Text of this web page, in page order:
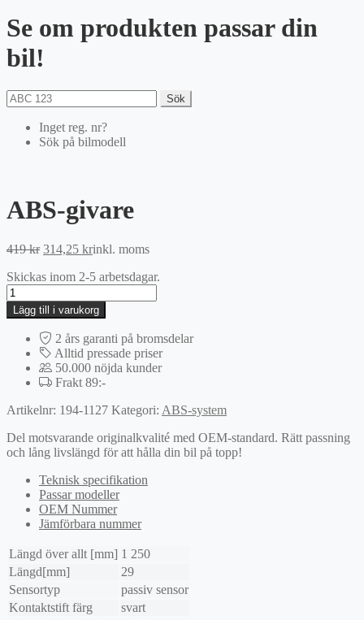
Se om produkten passar din
bil!
Sök
Inget reg. nr?
Sök på bilmodell
ABS-givare
419kr Det
priset
419 kr.
314,25 krDet
priset
314,25 kr.
inkl. moms
Skickas inom 2-5 arbetsdagar.
ABS-
givare
mängd
Lägg till i varukorg
2 års garanti på bromsdelar
Alltid pressade priser
50.000 nöjda kunder
Frakt 89:-
Artikelnr: 194-1127 Kategori: ABS-system
Del motsvarande originalkvalité med OEM-standard. Rätt passning
och lång livslängd för att hålla din bil på topp!
Teknisk specifikation
Passar modeller
OEM Nummer
Jämförbara nummer
Längd över allt [mm] 1 250
Längd[mm]
29
Sensortyp
passiv sensor
Kontaktstift färg
svart